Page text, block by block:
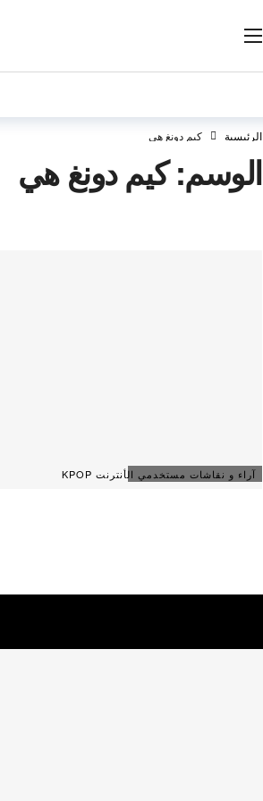
الرئيسية كيم دونغ هي
الوسم:كيم دونغ هي
آراء و نقاشات مستخدمي الأنترنت KPOP